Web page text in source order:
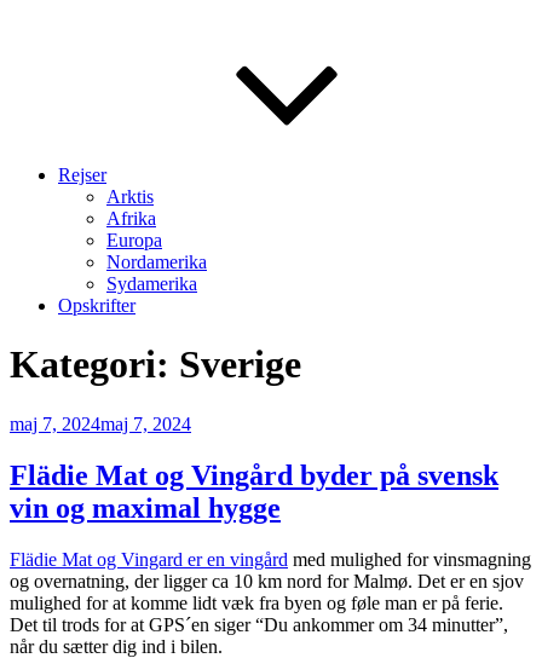
Rejser
Arktis
Afrika
Europa
Nordamerika
Sydamerika
Opskrifter
Kategori: Sverige
Udgivet
maj 7, 2024maj 7, 2024
Flädie Mat og Vingård byder på svensk
vin og maximal hygge
Flädie Mat og Vingard er en vingård med mulighed for vinsmagning
og overnatning, der ligger ca 10 km nord for Malmø. Det er en sjov
mulighed for at komme lidt væk fra byen og føle man er på ferie.
Det til trods for at GPS´en siger “Du ankommer om 34 minutter”,
når du sætter dig ind i bilen.